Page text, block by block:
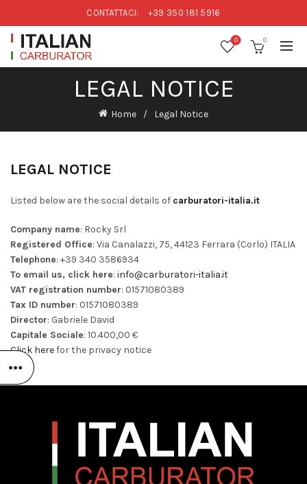
CONTATTACI: +39 350 181 5916
0 0
LEGAL NOTICE
Home Legal Notice
LEGAL NOTICE
Listed below are the social details of carburatori-italia.it
Company name: Rocky Srl
Registered Office: Via Canalazzi, 75, 44123 Ferrara (Corlo) ITALIA
Telephone: +39 340 3586934
To email us, click here: info@carburatori-italia.it
VAT registration number: 01571080389
Tax ID number: 01571080389
Director: Gabriele David
Capitale Sociale: 10.400,00 €
Click herefor the privacy notice